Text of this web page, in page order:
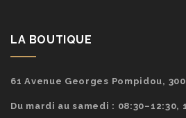
LA BOUTIQUE
61 Avenue Georges Pompidou,
Du mardi au samedi : 08:30–12:30,